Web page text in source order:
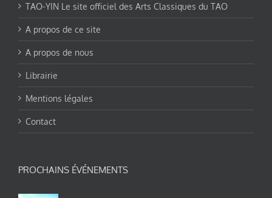
TAO-YIN Le site officiel des Arts Classiques du TAO
A propos de ce site
A propos de nous
Librairie
Mentions légales
Contact
PROCHAINS ÉVÉNEMENTS